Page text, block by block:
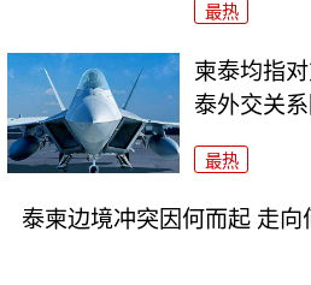
最热
柬泰均指
泰外交关
最热
泰柬边境冲突因何而起 走向